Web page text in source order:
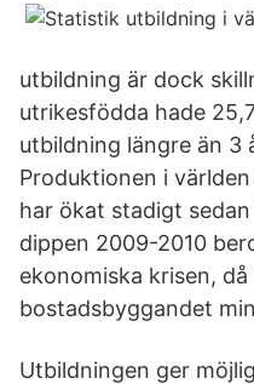
utbildning är dock
utrikesfödda hade
utbildning längre än 3
Produktionen i
har ökat stadigt
dippen 2009-2010
ekonomiska krisen,
bostadsbyggandet
Utbildningen ger